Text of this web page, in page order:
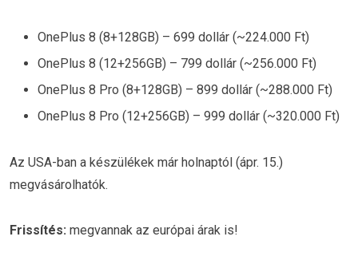
OnePlus 8 (8+128GB) – 699 dollár (~224.000 Ft)
OnePlus 8 (12+256GB) – 799 dollár (~256.000 Ft)
OnePlus 8 Pro (8+128GB) – 899 dollár (~288.000 Ft)
OnePlus 8 Pro (12+256GB) – 999 dollár (~320.000 Ft)
Az USA-ban a készülékek már holnaptól (ápr. 15.)
megvásárolhatók.
Frissítés: megvannak az európai árak is!